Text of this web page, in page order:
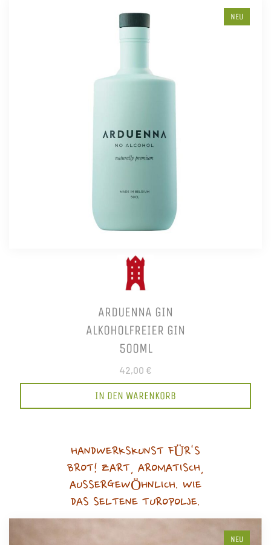
NEU
ARDUENNA GIN
ALKOHOLFREIER GIN
500ML
42,00 €
IN DEN WARENKORB
HANDWERKSKUNST FÜR'S
BROT! ZART, AROMATISCH,
AUSSERGEWÖHNLICH. WIE
DAS SELTENE TUROPOLJE.
NEU